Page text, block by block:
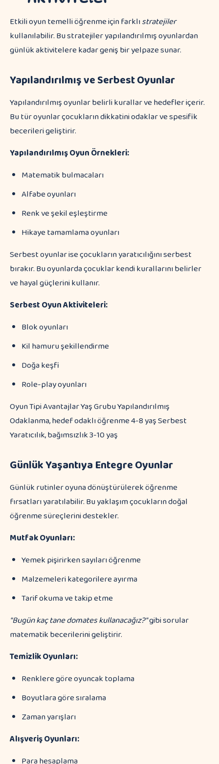
Etkili oyun temelli öğrenme için farklıstratejiler
kullanılabilir. Bu stratejiler yapılandırılmış oyunlardan
günlük aktivitelere kadar geniş bir yelpaze sunar.
Yapılandırılmış ve Serbest Oyunlar
Yapılandırılmış oyunlar belirli kurallar ve hedefler içerir.
Bu tür oyunlar çocukların dikkatini odaklar ve spesifik
becerileri geliştirir.
Yapılandırılmış Oyun Örnekleri:
Matematik bulmacaları
Alfabe oyunları
Renk ve şekil eşleştirme
Hikaye tamamlama oyunları
Serbest oyunlar ise çocukların yaratıcılığını serbest
bırakır. Bu oyunlarda çocuklar kendi kurallarını belirler
ve hayal güçlerini kullanır.
Serbest Oyun Aktiviteleri:
Blok oyunları
Kil hamuru şekillendirme
Doğa keşfi
Role-play oyunları
Oyun Tipi Avantajlar Yaş Grubu Yapılandırılmış
Odaklanma, hedef odaklı öğrenme 4-8 yaş Serbest
Yaratıcılık, bağımsızlık 3-10 yaş
Günlük Yaşantıya Entegre Oyunlar
Günlük rutinler oyuna dönüştürülerek öğrenme
fırsatları yaratılabilir. Bu yaklaşım çocukların doğal
öğrenme süreçlerini destekler.
Mutfak Oyunları:
Yemek pişirirken sayıları öğrenme
Malzemeleri kategorilere ayırma
Tarif okuma ve takip etme
"Bugün kaç tane domates kullanacağız?"gibi sorular
matematik becerilerini geliştirir.
Temizlik Oyunları:
Renklere göre oyuncak toplama
Boyutlara göre sıralama
Zaman yarışları
Alışveriş Oyunları:
Para hesaplama